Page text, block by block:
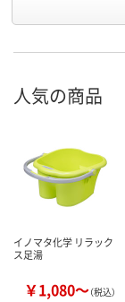
人気の商品
イノマタ化学 リラック
ス足湯
￥1,080～（税込）